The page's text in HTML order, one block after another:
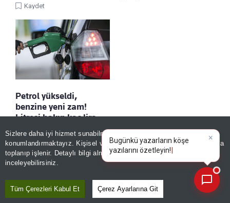
Sizlere daha iyi hizmet sunabilmek adına sitemizde
konumlandırmaktayız. Kişisel verileriniz, KVKK ve GDPR kapsamında
toplanıp işlenir. Detaylı bilgi almak içinAydınlatma Metnimizi
inceleyebilirsiniz.
Tüm Çerezleri Kabul Et Çerez Ayarlarına Git
Kaydet
Petrol yükseldi,
benzine yeni zam!
Litresi bakın kaç lira
Kaydet
Bugünkü yaz